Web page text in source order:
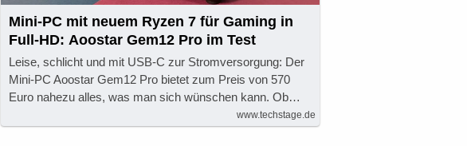
Mini-PC mit neuem Ryzen 7 für Gaming in
Full-HD: Aoostar Gem12 Pro im Test
Leise, schlicht und mit USB-C zur Stromversorgung: Der
Mini-PC Aoostar Gem12 Pro bietet zum Preis von 570
Euro nahezu alles, was man sich wünschen kann. Ob…
www.techstage.de